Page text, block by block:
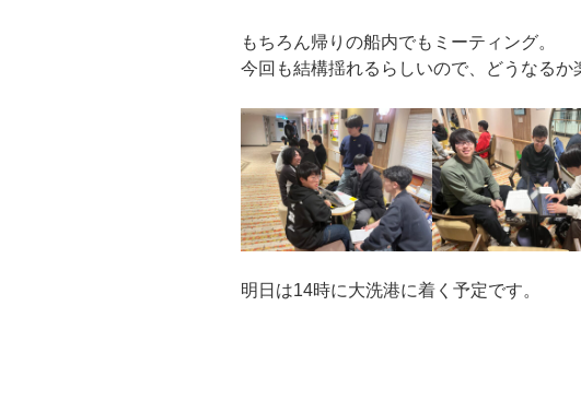
もちろん帰りの船内でもミーティング。
今回も結構揺れるらしいので、どうなるか
明日は14時に大洗港に着く予定です。